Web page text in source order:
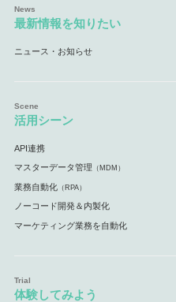
最新情報を知りたい
ニュース・お知らせ
活用シーン
API連携
マスターデータ管理 （MDM）
業務自動化（RPA）
ノーコード開発＆内製化
マーケティング業務を自動化
体験してみよう